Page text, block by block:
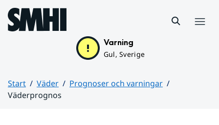
Hoppa till sidans innehåll
Varning
Gul, Sverige
Start Väder
Prognoser och varningar
Väderprognos